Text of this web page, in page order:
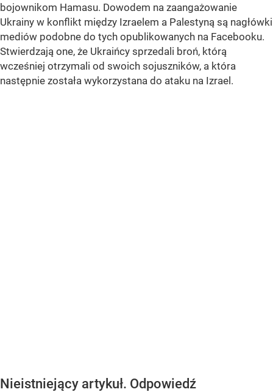
bojownikom Hamasu. Dowodem na zaangażowanie
Ukrainy w konflikt między Izraelem a Palestyną są nagłówki
mediów podobne do tych opublikowanych na Facebooku.
Stwierdzają one, że Ukraińcy sprzedali broń, którą
wcześniej otrzymali od swoich sojuszników, a która
następnie została wykorzystana do ataku na Izrael.
Nieistniejący artykuł. Odpowiedź